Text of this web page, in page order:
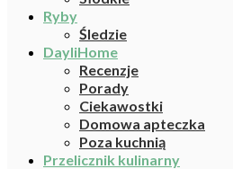
Ryby
Śledzie
DayliHome
Recenzje
Porady
Ciekawostki
Domowa apteczka
Poza kuchnią
Przelicznik kulinarny